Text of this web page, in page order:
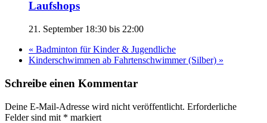
Laufshops
21. September 18:30 bis 22:00
« Badminton für Kinder & Jugendliche
Kinderschwimmen ab Fahrtenschwimmer (Silber) »
Schreibe einen Kommentar
Deine E-Mail-Adresse wird nicht veröffentlicht. Erforderliche
Felder sind mit * markiert